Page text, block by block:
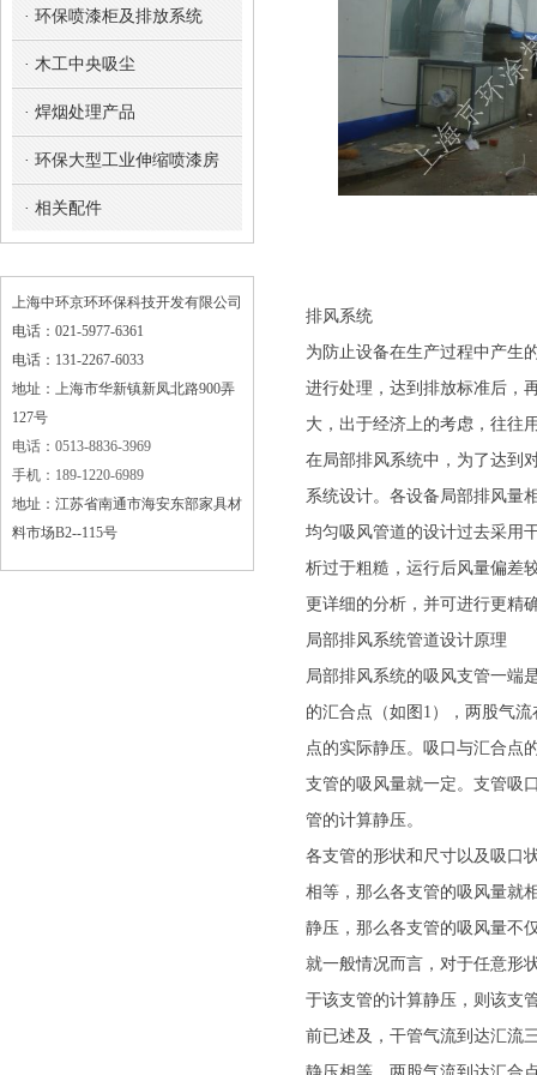
· 环保喷漆柜及排放系统
· 木工中央吸尘
· 焊烟处理产品
· 环保大型工业伸缩喷漆房
· 相关配件
排风系统
为防止设备在生产过程中产生
进行处理，达到排放标准后
大，出于经济上的考虑，往往
在局部排风系统中，为了达到
系统设计。各设备局部排风量
均匀吸风管道的设计过去采用
析过于粗糙，运行后风量偏差
更详细的分析，并可进行更精
局部排风系统管道设计原理
局部排风系统的吸风支管一端
的汇合点（如图1），两股气
点的实际静压。吸口与汇合点
支管的吸风量就一定。支管吸
管的计算静压。
各支管的形状和尺寸以及吸口
相等，那么各支管的吸风量就
静压，那么各支管的吸风量不
就一般情况而言，对于任意形
于该支管的计算静压，则该支
前已述及，干管气流到达汇流
上海中环京环环保科技开发有限公司
电话：021-5977-6361
电话：131-2267-6033
地址：上海市华新镇新凤北路900弄
127号
电话：0513-8836-3969
手机：189-1220-6989
地址：江苏省南通市海安东部家具材
料市场B2--115号